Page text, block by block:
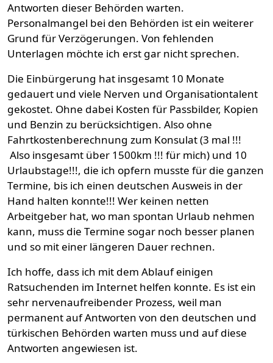
Antworten dieser Behörden warten.
Personalmangel bei den Behörden ist ein weiterer
Grund für Verzögerungen. Von fehlenden
Unterlagen möchte ich erst gar nicht sprechen.
Die Einbürgerung hat insgesamt 10 Monate
gedauert und viele Nerven und Organisationtalent
gekostet. Ohne dabei Kosten für Passbilder, Kopien
und Benzin zu berücksichtigen. Also ohne
Fahrtkostenberechnung zum Konsulat (3 mal !!!
Also insgesamt über 1500km !!! für mich) und 10
Urlaubstage!!!, die ich opfern musste für die ganzen
Termine, bis ich einen deutschen Ausweis in der
Hand halten konnte!!! Wer keinen netten
Arbeitgeber hat, wo man spontan Urlaub nehmen
kann, muss die Termine sogar noch besser planen
und so mit einer längeren Dauer rechnen.
Ich hoffe, dass ich mit dem Ablauf einigen
Ratsuchenden im Internet helfen konnte. Es ist ein
sehr nervenaufreibender Prozess, weil man
permanent auf Antworten von den deutschen und
türkischen Behörden warten muss und auf diese
Antworten angewiesen ist.